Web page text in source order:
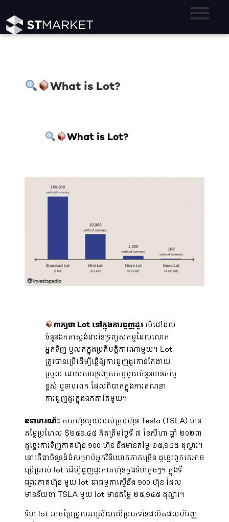
What is Lot?
What is Lot?
ពាក្យថា Lot នៅក្នុងការជួញដូរ សំដៅដល់
ចំនួនឯកតាស្តង់ដារនៃទ្រព្យសកម្មដែលលោក
អ្នកទិញ ឬលក់ក្នុងប្រតិបត្តិការណាមួយ។ Lot
ត្រូវបានប្រើដើម្បីធ្វើឱ្យការជួញដូរកាន់តែងាយ
ស្រួល ដោយសារទ្រព្យសកម្មមួយចំនួនមានតម្លៃ
ខ្ពស់ ឬទាបពេក ដែលពិបាកក្នុងការគណនា
ការជួញដូរក្នុងឯកតាតែមួយ។
ឧទាហរណ៍៖ ភាគហ៊ុនមួយរបស់ក្រុមហ៊ុន Tesla (TSLA) មាន
តម្លៃប្រហែល $២៥១.៤៥ គិតត្រឹមថ្ងៃទី ៧ ខែសីហា ឆ្នាំ ២០២៣
ដូច្នេះការទិញភាគហ៊ុន ១០០ ហ៊ុន នឹងមានតម្លៃ ២៥,១៤៥ ដុល្លារ។
នោះគឺជាចំនួនដ៏ធំសម្រាប់អ្នកវិនិយោគភាគច្រើន ដូច្នេះពួកគេអាច
ប្រើប្រាស់ lot ដើម្បីជួញដូរភាគហ៊ុនក្នុងទំហំតូចៗ។ ក្នុងទី
ផ្សារភាគហ៊ុន មួយ lot ជាធម្មតាស្មើនឹង ១០០ ហ៊ុន ដែល
មានន័យថា TSLA មួយ lot មានតម្លៃ ២៥,១៤៥ ដុល្លារ។
ទំហំ lot អាចប្រែប្រួលអាស្រ័យលើប្រភេទនៃផលិតផលហិរញ្ញ